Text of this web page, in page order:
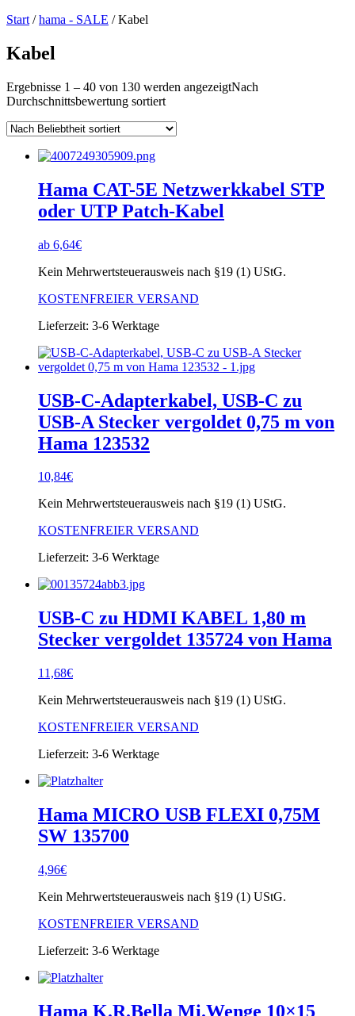
Start /hama - SALE / Kabel
Kabel
Ergebnisse 1 – 40 von 130 werden angezeigtNach
Durchschnittsbewertung sortiert
Hama CAT-5E Netzwerkkabel STP
oder UTP Patch-Kabel
ab 6,64€
Kein Mehrwertsteuerausweis nach §19 (1) UStG.
KOSTENFREIER VERSAND
Lieferzeit: 3-6 Werktage
USB-C-Adapterkabel, USB-C zu
USB-A Stecker vergoldet 0,75 m von
Hama 123532
10,84€
Kein Mehrwertsteuerausweis nach §19 (1) UStG.
KOSTENFREIER VERSAND
Lieferzeit: 3-6 Werktage
USB-C zu HDMI KABEL 1,80 m
Stecker vergoldet 135724 von Hama
11,68€
Kein Mehrwertsteuerausweis nach §19 (1) UStG.
KOSTENFREIER VERSAND
Lieferzeit: 3-6 Werktage
Hama MICRO USB FLEXI 0,75M
SW 135700
4,96€
Kein Mehrwertsteuerausweis nach §19 (1) UStG.
KOSTENFREIER VERSAND
Lieferzeit: 3-6 Werktage
Hama K.R.Bella Mi.Wenge 10×15